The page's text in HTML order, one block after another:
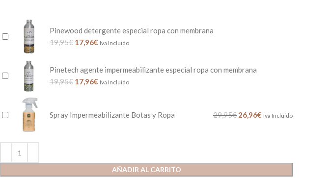
AÑADIR AL CARRITO
Pinewood detergente especial ropa con membrana
19,95€ 17,96€ Iva Incluido
Pinetech agente impermeabilizante especial ropa con membrana
19,95€ 17,96€ Iva Incluido
Spray Impermeabilizante Botas y Ropa 29,95€ 26,96€ Iva Incluido